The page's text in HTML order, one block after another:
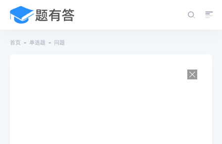
首页 单选题 问题